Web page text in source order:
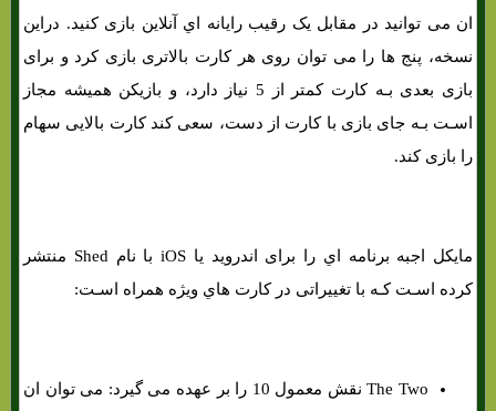
ان می توانید در مقابل یک رقیب رایانه اي آنلاین بازی کنید. دراین
نسخه، پنج ها را می توان روی هر کارت بالاتری بازی کرد و برای
بازی بعدی بـه کارت کمتر از 5 نیاز دارد، و بازیکن همیشه مجاز
اسـت بـه جای بازی با کارت از دست، سعی کند کارت بالایی سهام
را بازی کند.
مایکل اجبه برنامه اي را برای اندروید یا iOS با نام Shed منتشر
کرده اسـت کـه با تغییراتی در کارت هاي‌ ویژه همراه اسـت:
The Two نقش معمول 10 را بر عهده می گیرد: می توان ان